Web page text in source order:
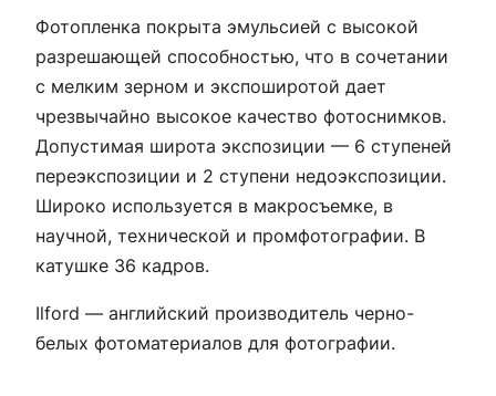
Фотопленка покрыта эмульсией с высокой
разрешающей способностью, что в сочетании
с мелким зерном и экспоширотой дает
чрезвычайно высокое качество фотоснимков.
Допустимая широта экспозиции — 6 ступеней
переэкспозиции и 2 ступени недоэкспозиции.
Широко используется в макросъемке, в
научной, технической и промфотографии. В
катушке 36 кадров.
Ilford — английский производитель черно-
белых фотоматериалов для фотографии.